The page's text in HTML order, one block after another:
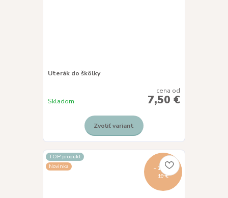
Uterák do škôlky
cena od
7,50 €
Skladom
Zvoliť variant
TOP produkt
Novinka
10 €
- 15 %